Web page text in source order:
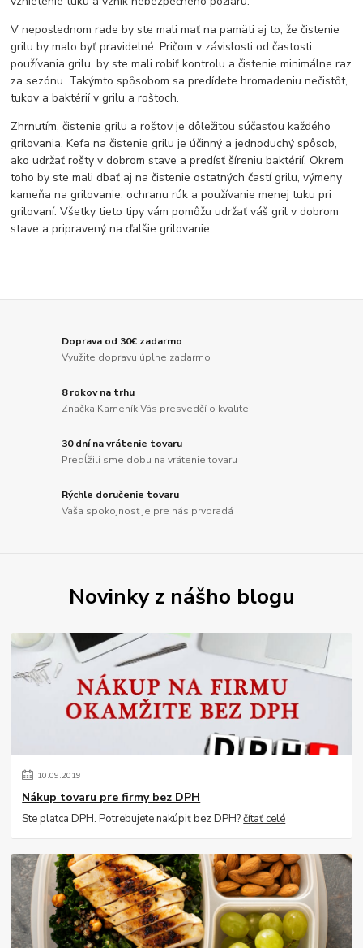
V neposlednom rade by ste mali mať na pamäti aj to, že čistenie
grilu by malo byť pravidelné. Pričom v závislosti od častosti
používania grilu, by ste mali robiť kontrolu a čistenie minimálne raz
za sezónu. Takýmto spôsobom sa predídete hromadeniu nečistôt,
tukov a baktérií v grilu a roštoch.
Zhrnutím, čistenie grilu a roštov je dôležitou súčasťou každého
grilovania. Kefa na čistenie grilu je účinný a jednoduchý spôsob,
ako udržať rošty v dobrom stave a predísť šíreniu baktérií. Okrem
toho by ste mali dbať aj na čistenie ostatných častí grilu, výmeny
kameňa na grilovanie, ochranu rúk a používanie menej tuku pri
grilovaní. Všetky tieto tipy vám pomôžu udržať váš gril v dobrom
stave a pripravený na ďalšie grilovanie.
Doprava od 30€ zadarmo
Využite dopravu úplne zadarmo
8 rokov na trhu
Značka Kameník Vás presvedčí o kvalite
30 dní na vrátenie tovaru
Predĺžili sme dobu na vrátenie tovaru
Rýchle doručenie tovaru
Vaša spokojnosť je pre nás prvoradá
Novinky z nášho blogu
10.09.2019
Nákup tovaru pre firmy bez DPH
Ste platca DPH. Potrebujete nakúpiť bez DPH?čítať celé